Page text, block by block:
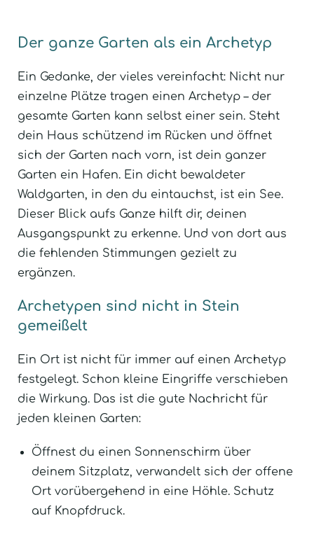
Der ganze Garten als ein Archetyp
Ein Gedanke, der vieles vereinfacht: Nicht nur
einzelne Plätze tragen einen Archetyp – der
gesamte Garten kann selbst einer sein. Steht
dein Haus schützend im Rücken und öffnet
sich der Garten nach vorn, ist dein ganzer
Garten ein Hafen. Ein dicht bewaldeter
Waldgarten, in den du eintauchst, ist ein See.
Dieser Blick aufs Ganze hilft dir, deinen
Ausgangspunkt zu erkenne. Und von dort aus
die fehlenden Stimmungen gezielt zu
ergänzen.
Archetypen sind nicht in Stein
gemeißelt
Ein Ort ist nicht für immer auf einen Archetyp
festgelegt. Schon kleine Eingriffe verschieben
die Wirkung. Das ist die gute Nachricht für
jeden kleinen Garten:
Öffnest du einen Sonnenschirm über
deinem Sitzplatz, verwandelt sich der offene
Ort vorübergehend in eine Höhle. Schutz
auf Knopfdruck.